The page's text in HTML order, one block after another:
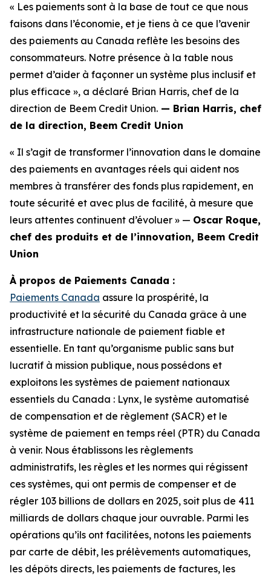
« Les paiements sont à la base de tout ce que nous
faisons dans l’économie, et je tiens à ce que l’avenir
des paiements au Canada reflète les besoins des
consommateurs. Notre présence à la table nous
permet d’aider à façonner un système plus inclusif et
plus efficace », a déclaré Brian Harris, chef de la
direction de Beem Credit Union. — Brian Harris, chef
de la direction, Beem Credit Union
« Il s’agit de transformer l’innovation dans le domaine
des paiements en avantages réels qui aident nos
membres à transférer des fonds plus rapidement, en
toute sécurité et avec plus de facilité, à mesure que
leurs attentes continuent d’évoluer » — Oscar Roque,
chef des produits et de l’innovation, Beem Credit
Union
À propos de Paiements Canada :
Paiements Canada assure la prospérité, la
productivité et la sécurité du Canada grâce à une
infrastructure nationale de paiement fiable et
essentielle. En tant qu’organisme public sans but
lucratif à mission publique, nous possédons et
exploitons les systèmes de paiement nationaux
essentiels du Canada : Lynx, le système automatisé
de compensation et de règlement (SACR) et le
système de paiement en temps réel (PTR) du Canada
à venir. Nous établissons les règlements
administratifs, les règles et les normes qui régissent
ces systèmes, qui ont permis de compenser et de
régler 103 billions de dollars en 2025, soit plus de 411
milliards de dollars chaque jour ouvrable. Parmi les
opérations qu’ils ont facilitées, notons les paiements
par carte de débit, les prélèvements automatiques,
les dépôts directs, les paiements de factures, les